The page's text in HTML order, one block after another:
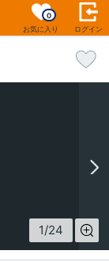
お気に入り
0
ログイン
1/24